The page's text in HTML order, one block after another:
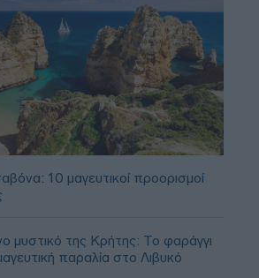
10 μαγευτικοί προορισμοί
μυστικό της Κρήτης: Το φαράγγι
παραλία στο Λιβυκό